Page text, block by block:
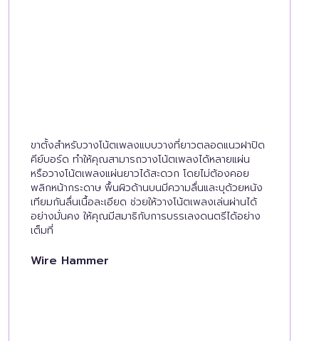
ขาตั้งสำหรับวางโน้ตเพลงแบบวางที่ยาวตลอดแนวฝาปิด
คีย์บอร์ด ทำให้คุณสามารถวางโน้ตเพลงได้หลายแผ่น
หรือวางโน้ตเพลงแผ่นยาวได้สะดวก โดยไม่ต้องคอย
พลิกหน้ากระดาษ พื้นผิวด้านบนมีความลื่นและบุด้วยหนัง
เทียมกันลื่นเนื้อละเอียด ช่วยให้วางโน้ตเพลงเล่นผ่านได้
อย่างมั่นคง ให้คุณมีสมาธิกับการบรรเลงดนตรีได้อย่าง
เต็มที่
Wire Hammer